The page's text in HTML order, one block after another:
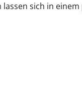
sich in